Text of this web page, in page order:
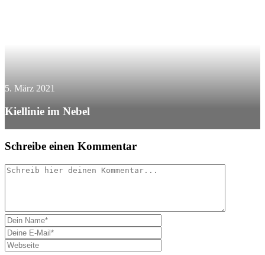
5. März 2021
Kiellinie im Nebel
Schreibe einen Kommentar